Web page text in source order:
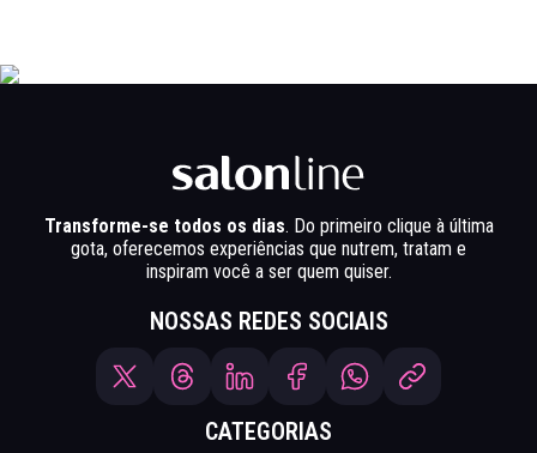
Transforme-se todos os dias. Do primeiro clique à última
gota, oferecemos experiências que nutrem, tratam e
inspiram você a ser quem quiser.
NOSSAS REDES SOCIAIS
CATEGORIAS